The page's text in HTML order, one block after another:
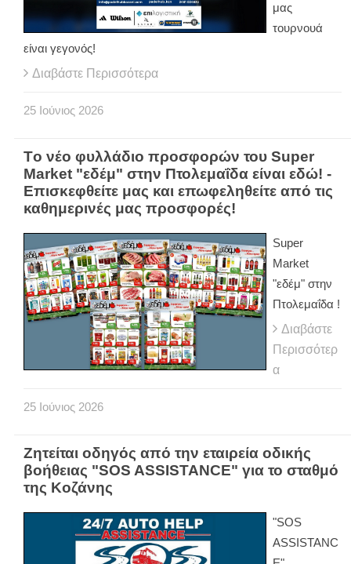
μας
τουρνουά
είναι γεγονός!
Διαβάστε Περισσότερα
25 Ιούνιος 2026
Tο νέο φυλλάδιο προσφορών του Super
Market "εδέμ" στην Πτολεμαΐδα είναι εδώ! -
Επισκεφθείτε μας και επωφεληθείτε από τις
καθημερινές μας προσφορές!
Super
Market
"εδέμ" στην
Πτολεμαΐδα !
Διαβάστε
Περισσότερ
α
25 Ιούνιος 2026
Ζητείται οδηγός από την εταιρεία οδικής
βοήθειας "SOS ASSISTANCE" για το σταθμό
της Κοζάνης
"SOS
ASSISTANC